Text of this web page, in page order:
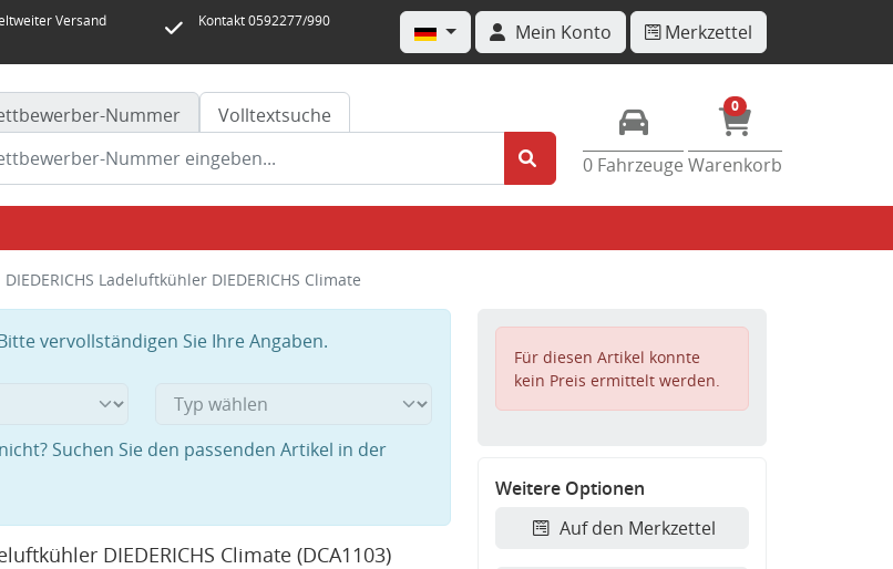
Versand Kontakt 0592277/990 Mein Konto Merkzettel
Nummer Volltextsuche
0 Fahrzeuge Warenkorb
0
DIEDERICHS Ladeluftkühler DIEDERICHS Climate
vervollständigen Sie Ihre Angaben.
Suchen Sie den passenden Artikel in der
DIEDERICHS Climate (DCA1103)
Für diesen Artikel konnte
kein Preis ermittelt werden.
Weitere Optionen
Auf den Merkzettel